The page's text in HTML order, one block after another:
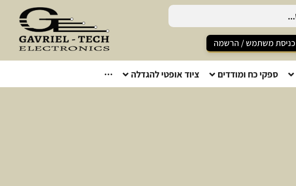
כניסת משתמש / הרשמה
ספקי כח ומודדים ציוד אופטי להגדלה ···